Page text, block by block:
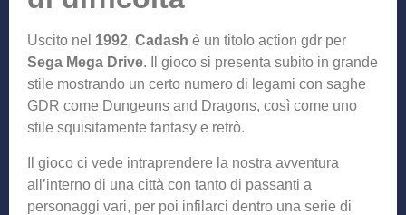
Uscito nel 1992, Cadash è un titolo action gdr per
Sega Mega Drive. Il gioco si presenta subito in grande
stile mostrando un certo numero di legami con saghe
GDR come Dungeuns and Dragons, così come uno
stile squisitamente fantasy e retrò.
Il gioco ci vede intraprendere la nostra avventura
all’interno di una città con tanto di passanti a
personaggi vari, per poi infilarci dentro una serie di